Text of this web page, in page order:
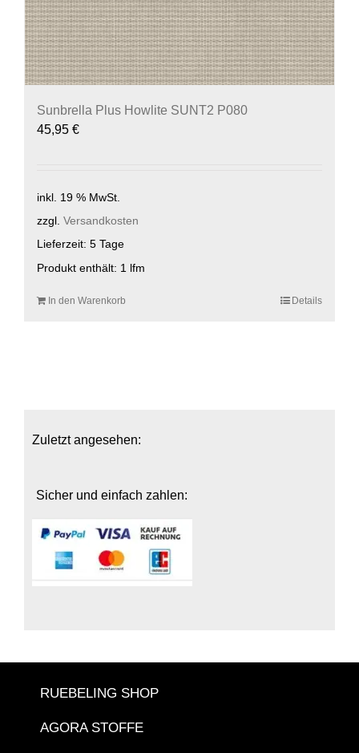
Sunbrella Plus Howlite SUNT2 P080
45,95 €
inkl. 19 % MwSt.
zzgl. Versandkosten
Lieferzeit: 5 Tage
Produkt enthält: 1 lfm
In den Warenkorb Details
Zuletzt angesehen:
Sicher und einfach zahlen:
RUEBELING SHOP
AGORA STOFFE